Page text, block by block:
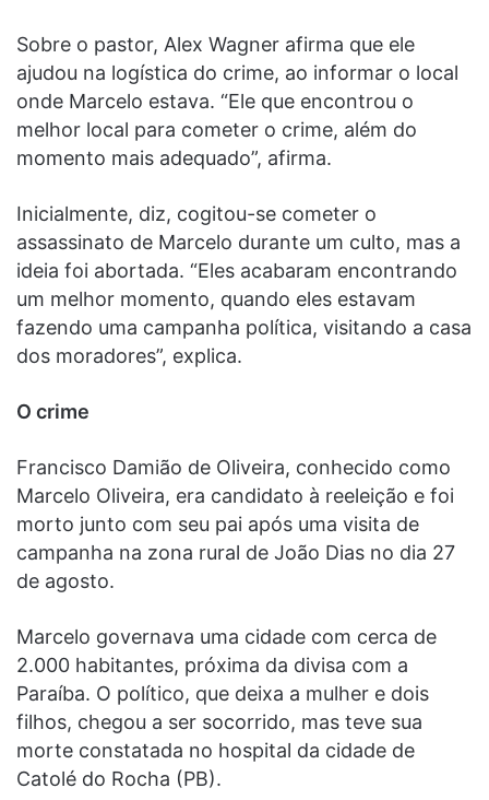
Sobre o pastor, Alex Wagner afirma que ele
ajudou na logística do crime, ao informar o local
onde Marcelo estava. “Ele que encontrou o
melhor local para cometer o crime, além do
momento mais adequado”, afirma.
Inicialmente, diz, cogitou-se cometer o
assassinato de Marcelo durante um culto, mas a
ideia foi abortada. “Eles acabaram encontrando
um melhor momento, quando eles estavam
fazendo uma campanha política, visitando a casa
dos moradores”, explica.
O crime
Francisco Damião de Oliveira, conhecido como
Marcelo Oliveira, era candidato à reeleição e foi
morto junto com seu pai após uma visita de
campanha na zona rural de João Dias no dia 27
de agosto.
Marcelo governava uma cidade com cerca de
2.000 habitantes, próxima da divisa com a
Paraíba. O político, que deixa a mulher e dois
filhos, chegou a ser socorrido, mas teve sua
morte constatada no hospital da cidade de
Catolé do Rocha (PB).